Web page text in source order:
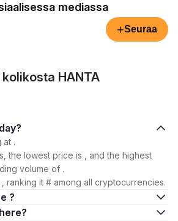
mediassa
+Seuraa
HANTA
is today?
at .
the lowest price is , and the highest
volume of .
ranking it # among all cryptocurrencies.
?
are there?